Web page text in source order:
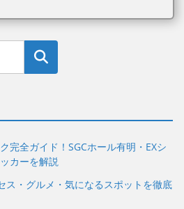
完全ガイド！SGCホール有明・EXシ
カーを解説
ス・グルメ・気になるスポットを徹底